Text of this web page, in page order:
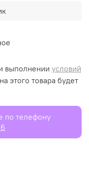
выполнении условий
этого товара будет
по телефону